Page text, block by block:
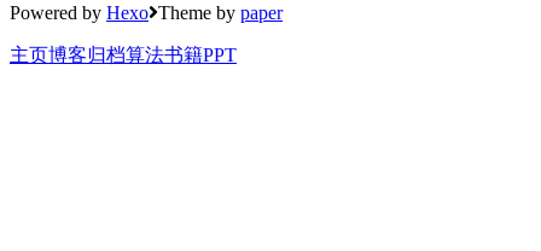
遇到终止符（如<eos>）或者达到最大长度。
但是，如果我们多考虑一些候选答案，而不是只选择一个最可
Powered by Hexo Theme by paper
主页博客归档算法书籍PPT